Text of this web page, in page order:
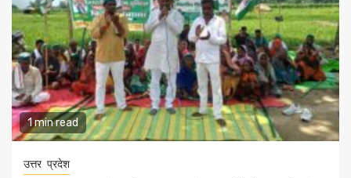
1 min read
उत्तर प्रदेश